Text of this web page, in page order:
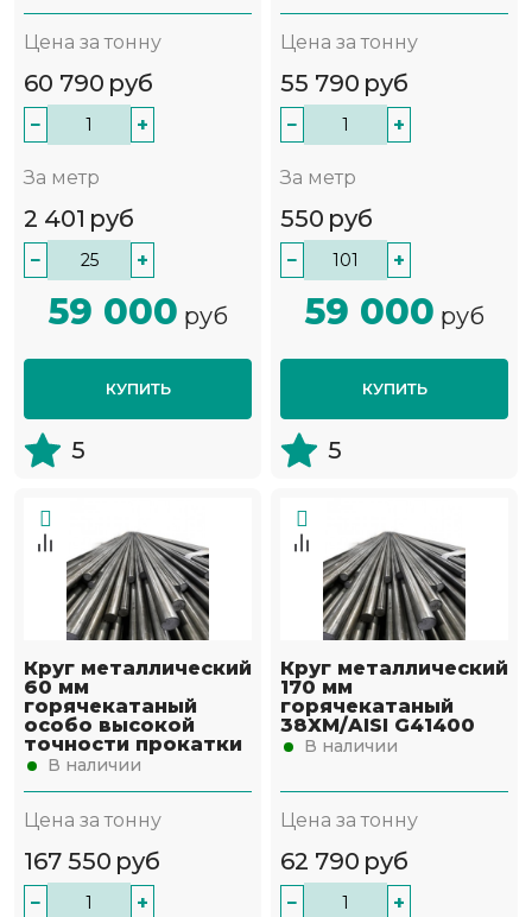
Цена за тонну
60 790 руб
− +
За метр
2 401 руб
− +
59 000 руб
КУПИТЬ
5
Цена за тонну
55 790 руб
− +
За метр
550 руб
− +
59 000 руб
КУПИТЬ
5
Круг металлический
60 мм
горячекатаный
особо высокой
точности прокатки
В наличии
Цена за тонну
167 550 руб
− +
Круг металлический
170 мм
горячекатаный
38ХМ/AISI G41400
В наличии
Цена за тонну
62 790 руб
− +